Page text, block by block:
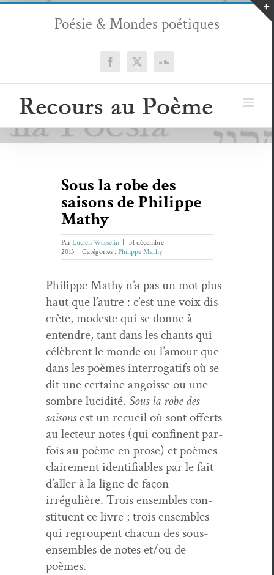
Passer
contenu
Poésie & Mondes poétiques
Facebook
X SoundCloud
Sous la robe des
saisons de Philippe
Mathy
ParLucien Wasselin
31 décembre
2013
Catégories : Philippe Mathy
Philippe Mathy n’a pas un mot plus
haut que l’autre : c’est une voix dis­
crète, mod­este qui se donne à
enten­dre, tant dans les chants qui
célèbrent le monde ou l’amour que
dans les poèmes inter­ro­gat­ifs où se
dit une cer­taine angoisse ou une
som­bre lucid­ité. Sous la robe des
saisonsest un recueil où sont offerts
au lecteur notes (qui con­finent par­
fois au poème en prose) et poèmes
claire­ment iden­ti­fi­ables par le fait
d’aller à la ligne de façon
irrégulière. Trois ensem­bles con­
stituent ce livre ; trois ensem­bles
qui regroupent cha­cun des sous-
ensem­bles de notes et/ou de
poèmes.